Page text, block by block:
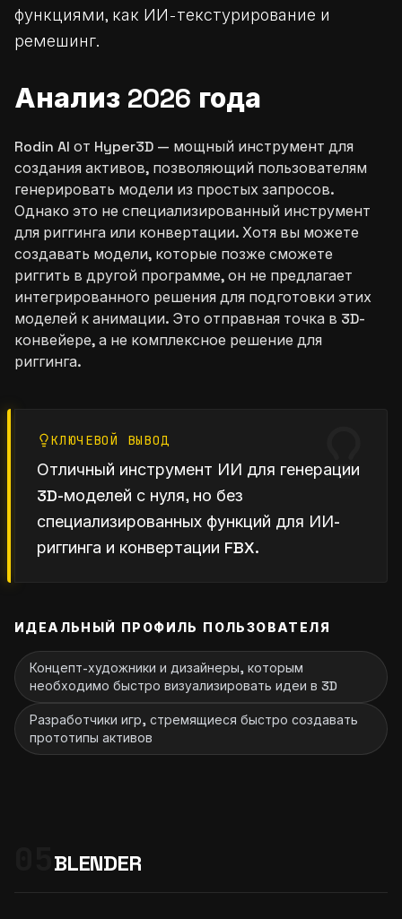
функциями, как ИИ-текстурирование и
ремешинг.
Анализ 2026 года
Rodin AI от Hyper3D — мощный инструмент для
создания активов, позволяющий пользователям
генерировать модели из простых запросов.
Однако это не специализированный инструмент
для риггинга или конвертации. Хотя вы можете
создавать модели, которые позже сможете
риггить в другой программе, он не предлагает
интегрированного решения для подготовки этих
моделей к анимации. Это отправная точка в 3D-
конвейере, а не комплексное решение для
риггинга.
КЛЮЧЕВОЙ ВЫВОД
Отличный инструмент ИИ для генерации
3D-моделей с нуля, но без
специализированных функций для ИИ-
риггинга и конвертации FBX.
ИДЕАЛЬНЫЙ ПРОФИЛЬ ПОЛЬЗОВАТЕЛЯ
Концепт-художники и дизайнеры, которым
необходимо быстро визуализировать идеи в 3D
Разработчики игр, стремящиеся быстро создавать
прототипы активов
BLENDER